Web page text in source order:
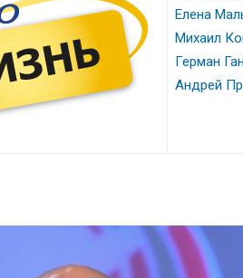
Елена
Михаил
Герман
Андрей